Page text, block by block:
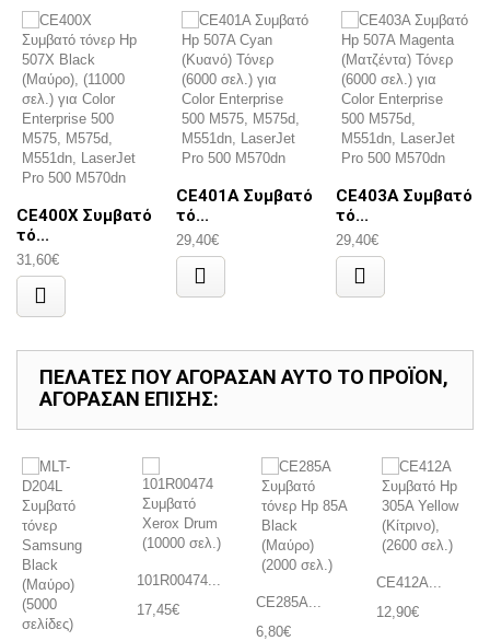
CE400X Συμβατό
τό...
31,60€
CE401A Συμβατό
τό...
29,40€
CE403A Συμβατό
τό...
29,40€
ΠΕΛΆΤΕΣ ΠΟΥ ΑΓΌΡΑΣΑΝ ΑΥΤΌ ΤΟ ΠΡΟΪΌΝ,
ΑΓΌΡΑΣΑΝ ΕΠΊΣΗΣ:
101R00474...
17,45€
CE285A...
6,80€
CE412A...
12,90€